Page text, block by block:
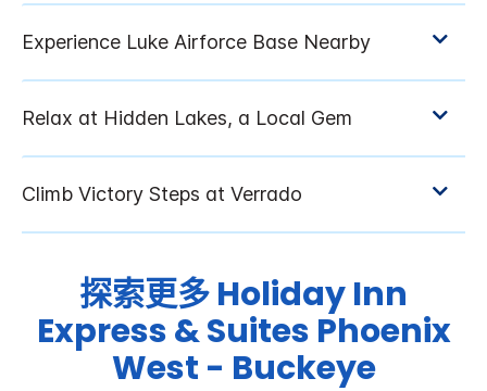
探索更多Holiday Inn
Express & Suites Phoenix
West - Buckeye